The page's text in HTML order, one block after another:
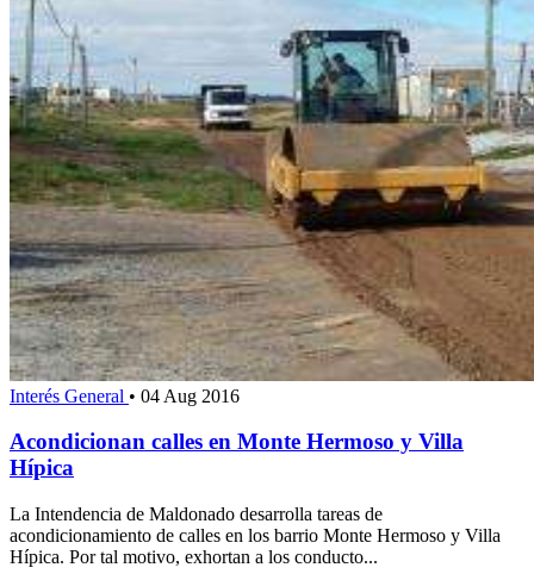
Interés General • 04 Aug 2016
Acondicionan calles en Monte Hermoso y Villa
Hípica
La Intendencia de Maldonado desarrolla tareas de
acondicionamiento de calles en los barrio Monte Hermoso y Villa
Hípica. Por tal motivo, exhortan a los conducto...